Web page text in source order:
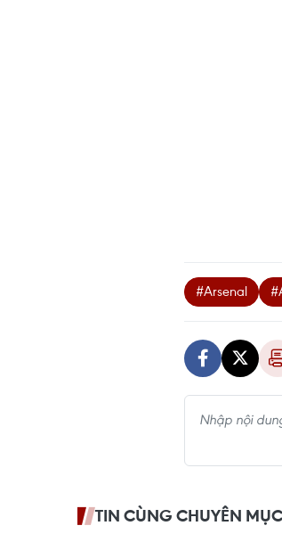
#Arsenal
TIN CÙNG CHUYÊN MỤC